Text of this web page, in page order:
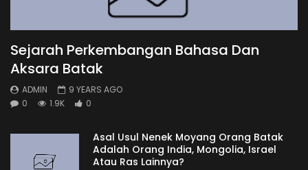
Sejarah Perkembangan Bahasa Dan
Aksara Batak
ADMIN
9 YEARS AGO
0
1.9K 0
Asal Usul Nenek Moyang Orang Batak
Adalah Orang India, Mongolia, Israel
Atau Ras Lainnya?